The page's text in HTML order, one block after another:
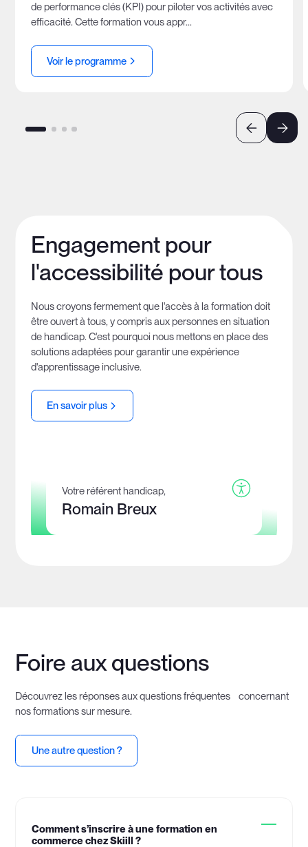
de performance clés (KPI) pour piloter vos activités avec
efficacité. Cette formation vous appr...
Voir le programme
Votre référent handicap,
Romain Breux
Engagement pour
l'accessibilité pour tous
Nous croyons fermement que l'accès à la formation doit
être ouvert à tous, y compris aux personnes en situation
de handicap. C'est pourquoi nous mettons en place des
solutions adaptées pour garantir une expérience
d'apprentissage inclusive.
En savoir plus
Foire aux questions
Découvrez les réponses aux questions fréquentes concernant
nos formations sur mesure.
Une autre question ?
Comment s’inscrire à une formation en
commerce chez Skiill ?